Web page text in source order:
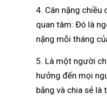
4. Cân nặng chiều
quan tâm: Đó là
nặng mỗi tháng
5. Là một người
hưởng đến mọi
bằng và chia sẻ